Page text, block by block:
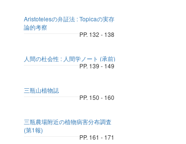
Aristotelesの弁証法 : Topicaの実存
論的考察
PP. 132 - 138
人間の杜会性 : 人間学ノート (承前)
PP. 139 - 149
三瓶山植物誌
PP. 150 - 160
三瓶農場附近の植物病害分布調査
(第1報)
PP. 161 - 171